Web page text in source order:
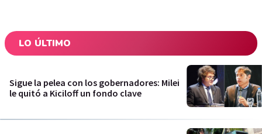
LO ÚLTIMO
Sigue la pelea con los gobernadores: Milei
le quitó a Kiciloff un fondo clave